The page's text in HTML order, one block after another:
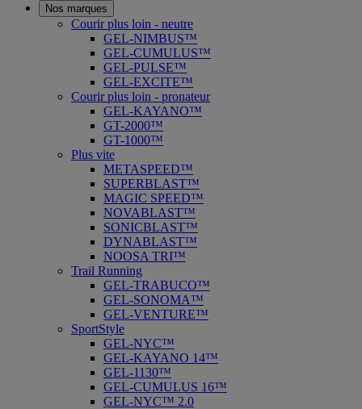
Nos marques
Courir plus loin - neutre
GEL-NIMBUS™
GEL-CUMULUS™
GEL-PULSE™
GEL-EXCITE™
Courir plus loin - pronateur
GEL-KAYANO™
GT-2000™
GT-1000™
Plus vite
METASPEED™
SUPERBLAST™
MAGIC SPEED™
NOVABLAST™
SONICBLAST™
DYNABLAST™
NOOSA TRI™
Trail Running
GEL-TRABUCO™
GEL-SONOMA™
GEL-VENTURE™
SportStyle
GEL-NYC™
GEL-KAYANO 14™
GEL-1130™
GEL-CUMULUS 16™
GEL-NYC™ 2.0